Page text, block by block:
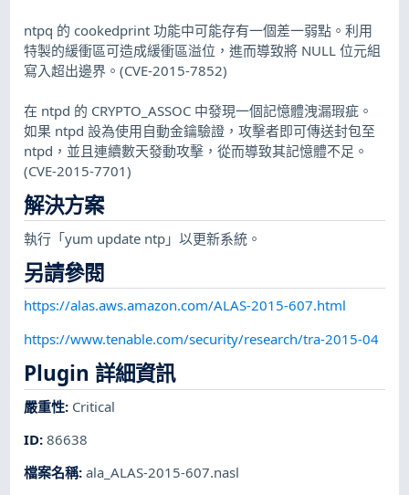
ntpq 的 cookedprint 功能中可能存有一個差一弱點。利用
特製的緩衝區可造成緩衝區溢位，進而導致將 NULL 位元組
寫入超出邊界。(CVE-2015-7852)
在 ntpd 的 CRYPTO_ASSOC 中發現一個記憶體洩漏瑕疵。
如果 ntpd 設為使用自動金鑰驗證，攻擊者即可傳送封包至
ntpd，並且連續數天發動攻擊，從而導致其記憶體不足。
(CVE-2015-7701)
解決方案
執行「yum update ntp」以更新系統。
另請參閱
https://alas.aws.amazon.com/ALAS-2015-607.html
https://www.tenable.com/security/research/tra-2015-04
Plugin 詳細資訊
嚴重性: Critical
ID:86638
檔案名稱:ala_ALAS-2015-607.nasl